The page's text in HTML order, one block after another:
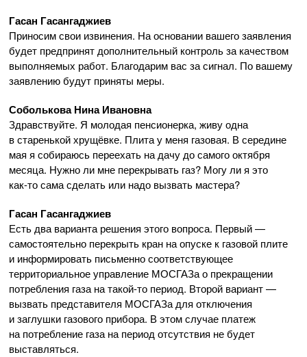
Гасан Гасангаджиев
Приносим свои извинения. На основании вашего заявления
будет предпринят дополнительный контроль за качеством
выполняемых работ. Благодарим вас за сигнал. По вашему
заявлению будут приняты меры.
Соболькова Нина Ивановна
Здравствуйте. Я молодая пенсионерка, живу одна
в старенькой хрущёвке. Плита у меня газовая. В середине
мая я собираюсь переехать на дачу до самого октября
месяца. Нужно ли мне перекрывать газ? Могу ли я это
как-тосама сделать или надо вызвать мастера?
Гасан Гасангаджиев
Есть два варианта решения этого вопроса. Первый —
самостоятельно перекрыть кран на опуске к газовой плите
и информировать письменно соответствующее
территориальное управление МОСГАЗа о прекращении
потребления газа натакой-то период. Второй вариант —
вызвать представителя МОСГАЗа для отключения
и заглушки газового прибора. В этом случае платеж
на потребление газа на период отсутствия не будет
выставляться.